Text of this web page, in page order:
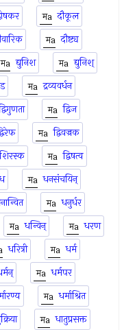
दौकूल
दौष्ट्य
द्युनिश
द्युनिश्
द्रव्यवर्धन
द्विज
द्विवज्रक
द्विषत्व
धनसंचयिन्
धनुर्धर
धन्विन्
धरण
धरित्री
धर्म
धर्मपर
धर्माश्रित
धातुप्रसक्त